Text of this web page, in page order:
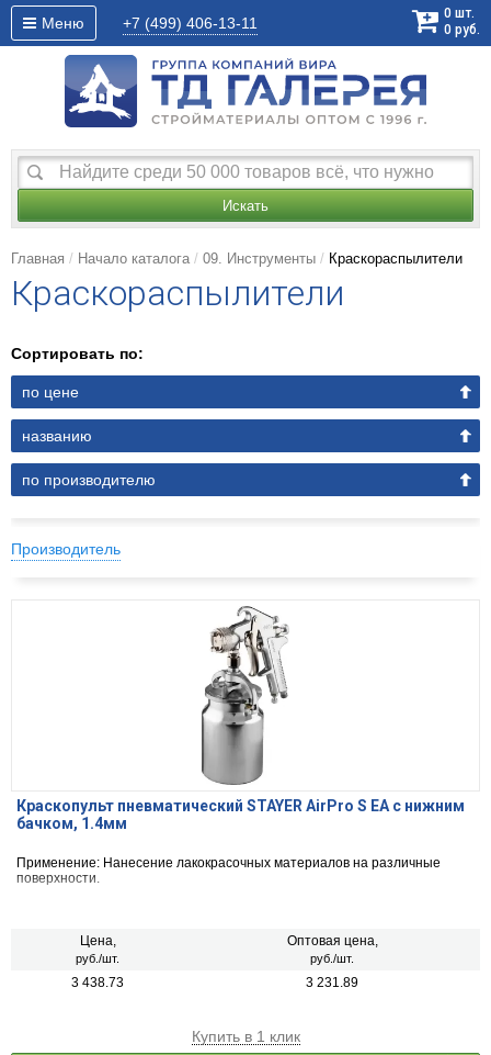
Меню +7 (499) 406-13-11
0 шт.
0 руб.
Искать
Главная Начало каталога 09. Инструменты Краскораспылители
Краскораспылители
Сортировать по:
по цене
названию
по производителю
Производитель
Краскопульт пневматический STAYER AirPro S EA с нижним
бачком, 1.4мм
Применение: Нанесение лакокрасочных материалов на различные
поверхности.
Цена,
руб./шт.
Оптовая цена,
руб./шт.
3 438.73 3 231.89
Купить в 1 клик